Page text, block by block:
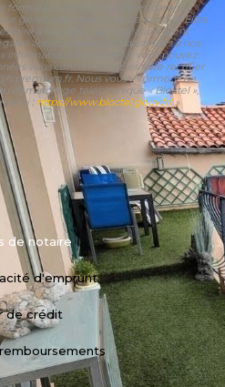
formulaire sont enregistrées dans un
gérer votre demande de contact. Elles
à la gestion de la relation client
applicables et sont destinées à nos
informatique et libertés », vous pouvez
vous concernant et les faire rectifier
Nous vous informons de
démarchage téléphonique « Bloctel »,
ici : https://www.bloctel.gouv.fr/»
de notaire
d'emprunt
de crédit